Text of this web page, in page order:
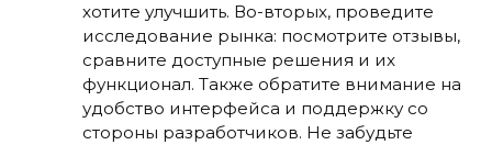
хотите улучшить. Во-вторых, проведите
исследование рынка: посмотрите отзывы,
сравните доступные решения и их
функционал. Также обратите внимание на
удобство интерфейса и поддержку со
стороны разработчиков. Не забудьте